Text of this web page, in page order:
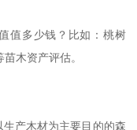
值多少钱？比如：桃树
木资产评估。
产木材为主要目的的森